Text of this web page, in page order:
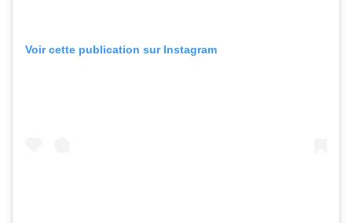
Voir cette publication sur Instagram